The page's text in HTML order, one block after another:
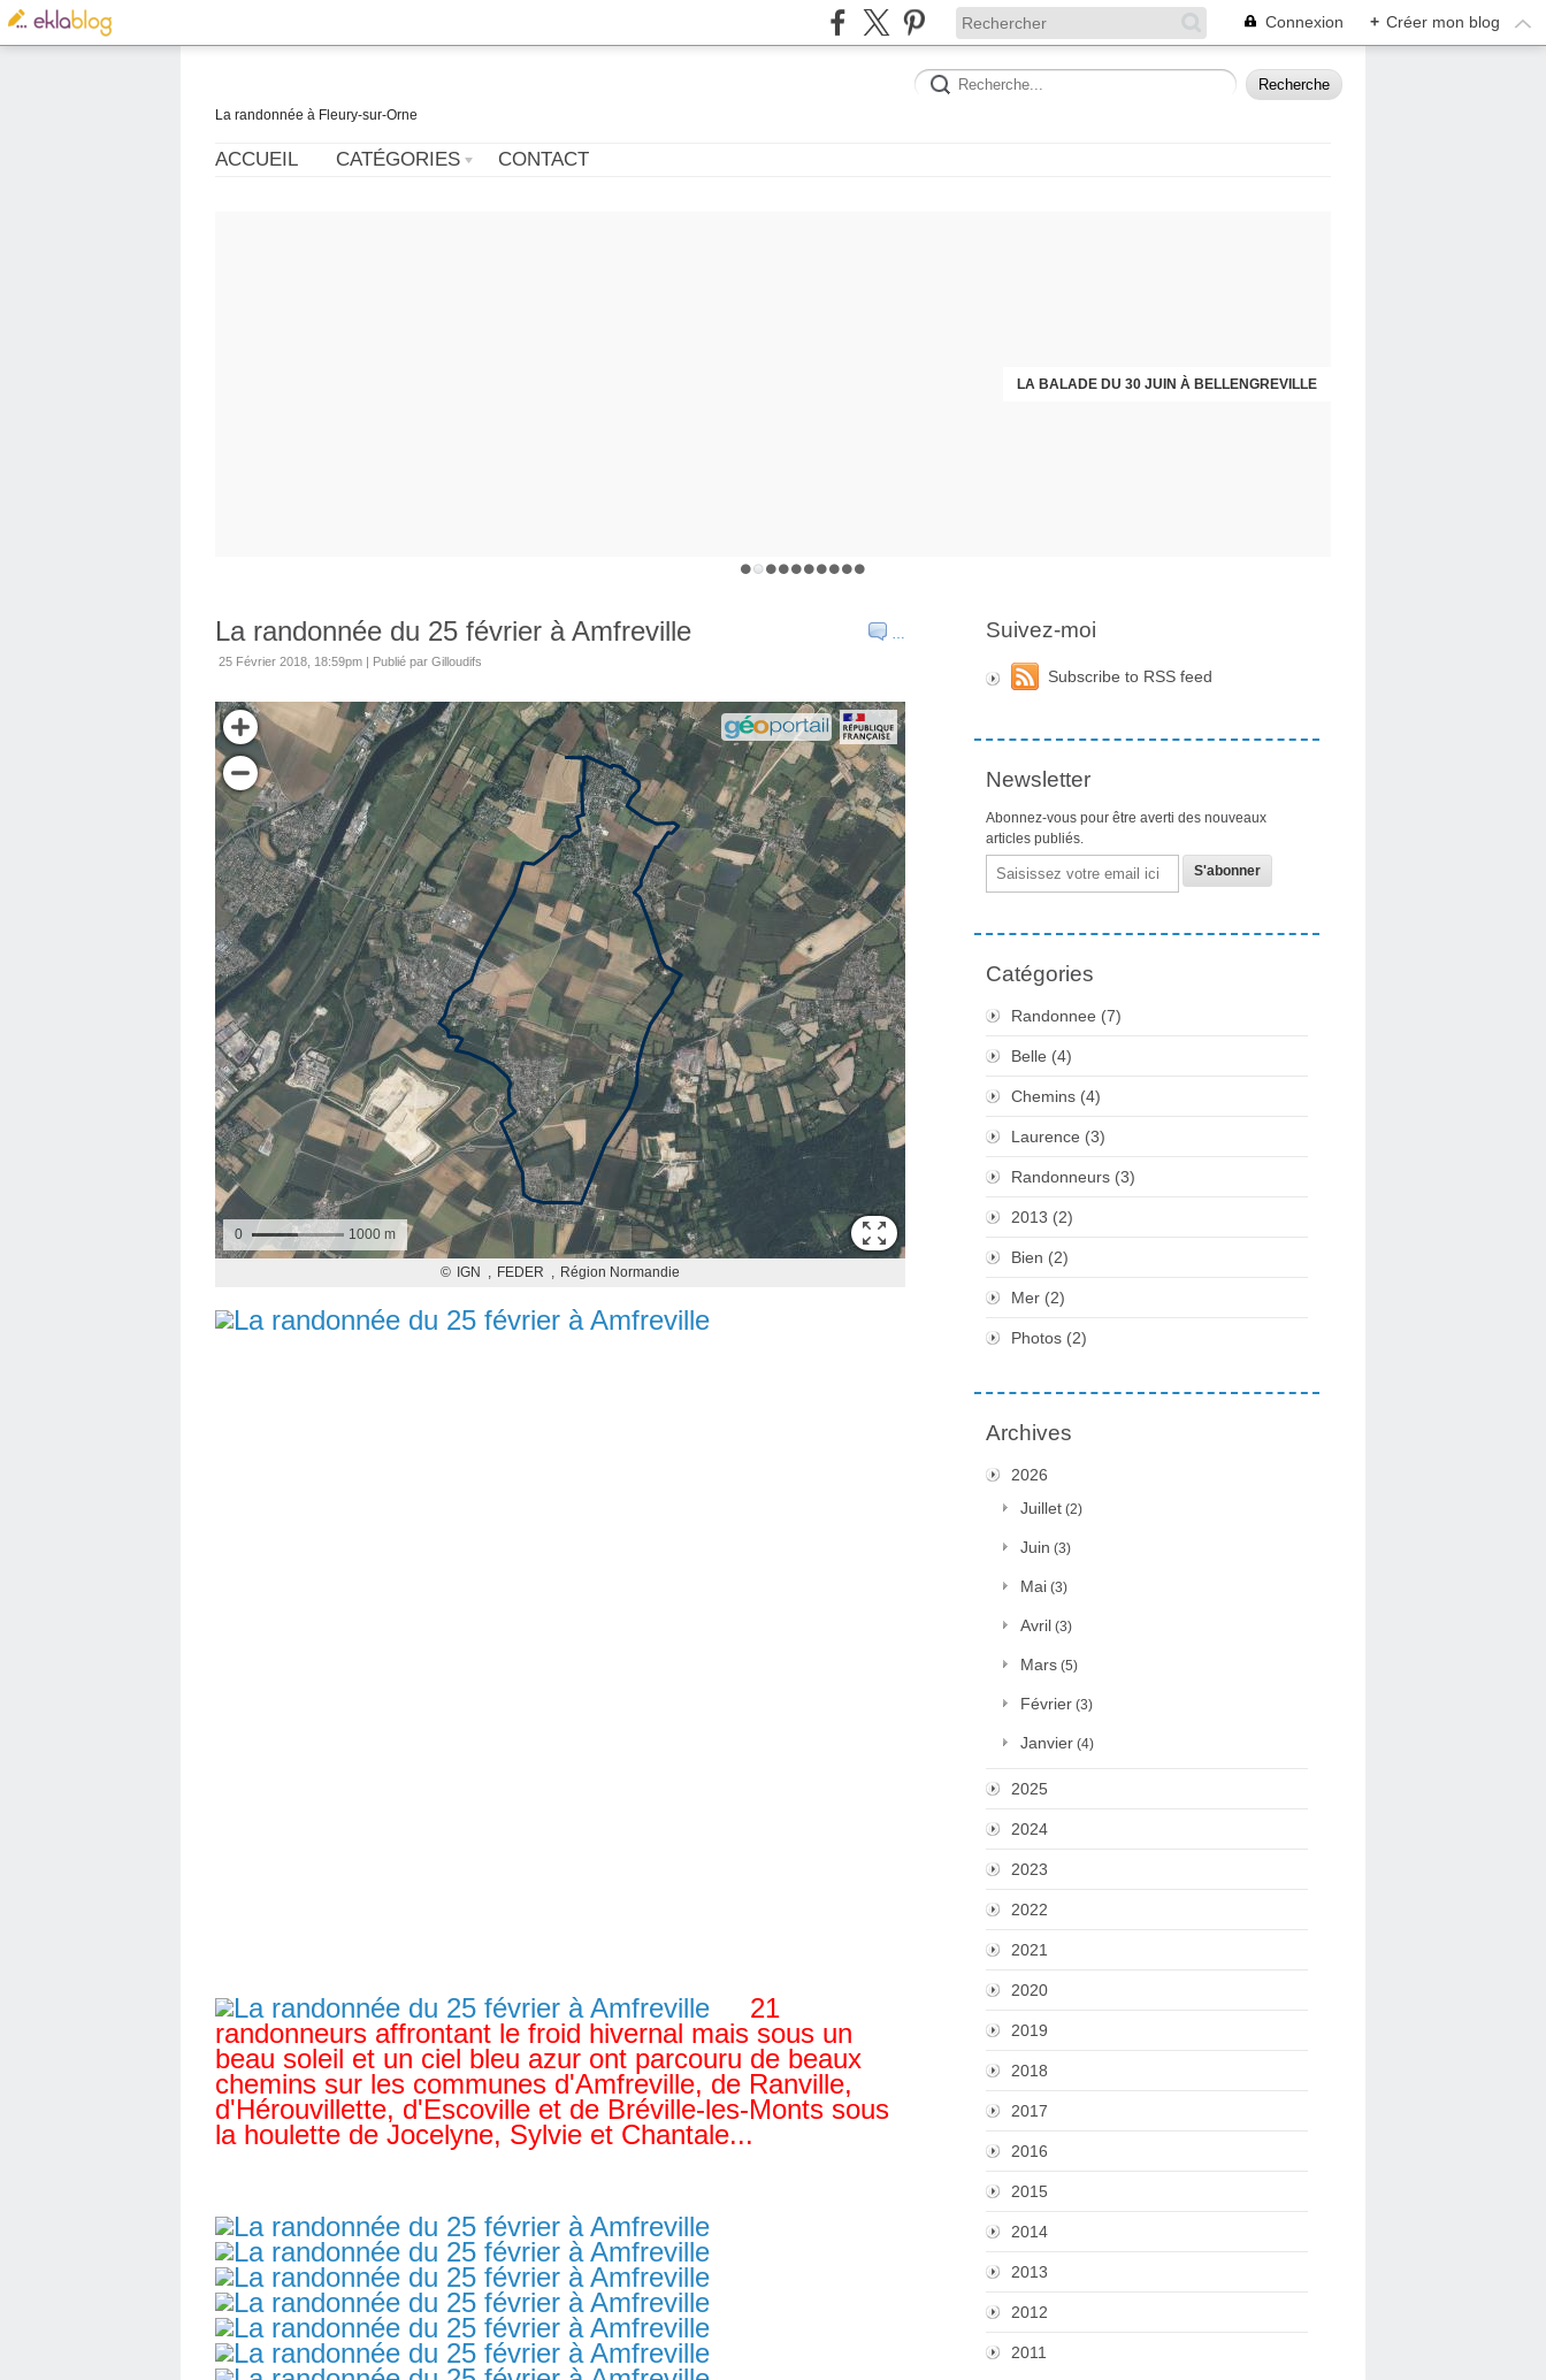
Connexion + Créer mon blog
La randonnée à Fleury-sur-Orne
ACCUEIL CATÉGORIES CONTACT
LA BALADE DU 30 JUIN À BELLENGREVILLE
…
La randonnée du 25 février à Amfreville
25 Février 2018, 18:59pm | Publié par Gilloudifs
21
randonneurs affrontant le froid hivernal mais sous un
beau soleil et un ciel bleu azur ont parcouru de beaux
chemins sur les communes d'Amfreville, de Ranville,
d'Hérouvillette, d'Escoville et de Bréville-les-Monts sous
la houlette de Jocelyne, Sylvie et Chantale...
Suivez-moi
Subscribe to RSS feed
Newsletter
Abonnez-vous pour être averti des nouveaux
articles publiés.
Email
Catégories
Randonnee (7)
Belle (4)
Chemins (4)
Laurence (3)
Randonneurs (3)
2013 (2)
Bien (2)
Mer (2)
Photos (2)
Archives
2026
Juillet (2)
Juin (3)
Mai (3)
Avril (3)
Mars (5)
Février (3)
Janvier (4)
2025
2024
2023
2022
2021
2020
2019
2018
2017
2016
2015
2014
2013
2012
2011